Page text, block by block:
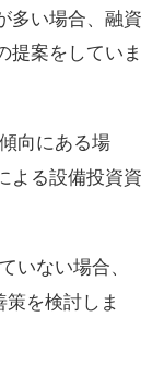
多い場合、融資
提案をしていま
向にある場
よる設備投資資
いない場合、
を検討しま